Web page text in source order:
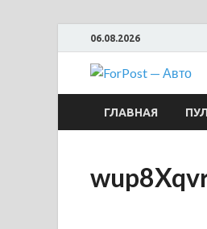
06.08.2026
ГЛАВНАЯ